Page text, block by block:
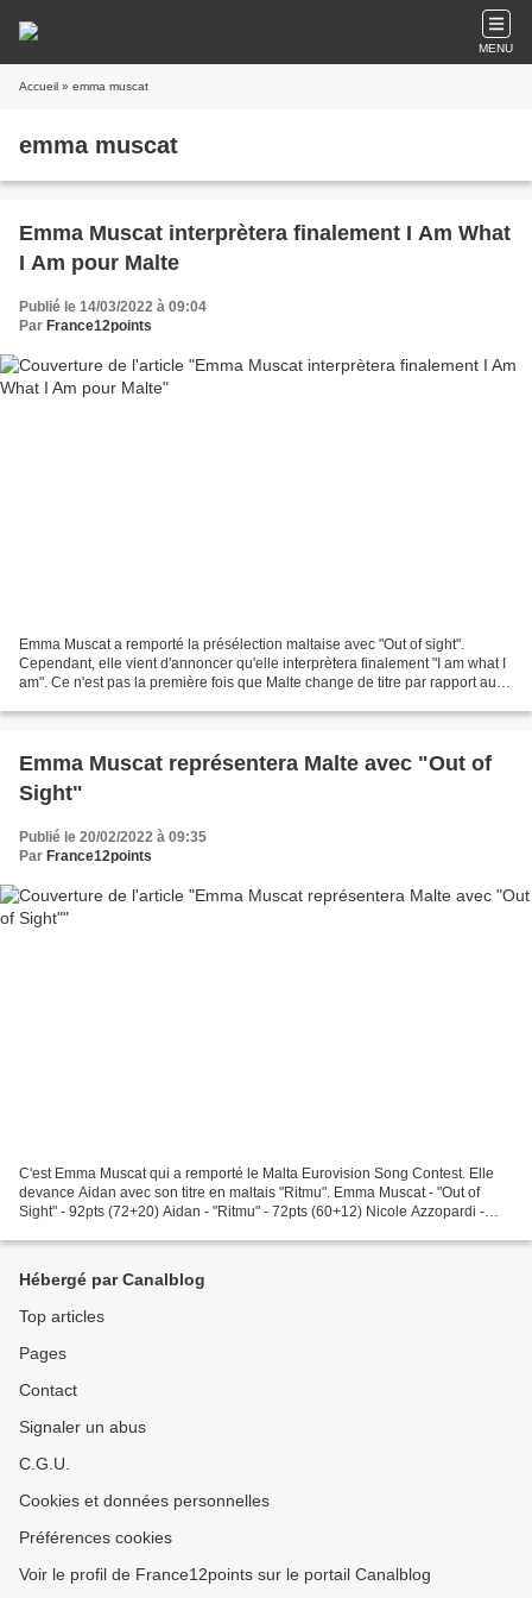
MENU
Accueil » emma muscat
emma muscat
Emma Muscat interprètera finalement I Am What
I Am pour Malte
Publié le 14/03/2022 à 09:04
Par France12points
Emma Muscat a remporté la présélection maltaise avec "Out of sight".
Cependant, elle vient d'annoncer qu'elle interprètera finalement "I am what I
am". Ce n'est pas la première fois que Malte change de titre par rapport au
Emma Muscat représentera Malte avec "Out of
Sight"
Publié le 20/02/2022 à 09:35
Par France12points
C'est Emma Muscat qui a remporté le Malta Eurovision Song Contest. Elle
devance Aidan avec son titre en maltais "Ritmu". Emma Muscat - "Out of
Sight" - 92pts (72+20) Aidan - "Ritmu" - 72pts (60+12) Nicole Azzopardi -
Hébergé par Canalblog
Top articles
Pages
Contact
Signaler un abus
C.G.U.
Cookies et données personnelles
Préférences cookies
Voir le profil de France12points sur le portail Canalblog